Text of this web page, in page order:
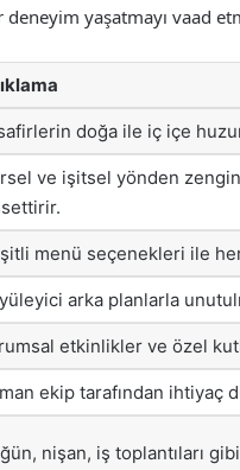
yaşatmayı vaad
doğa ile iç içe
ve işitsel yönden
menü seçenekleri ile
arka planlarla
etkinlikler ve özel
ekip tarafından ihtiyaç
nişan, iş toplantıları